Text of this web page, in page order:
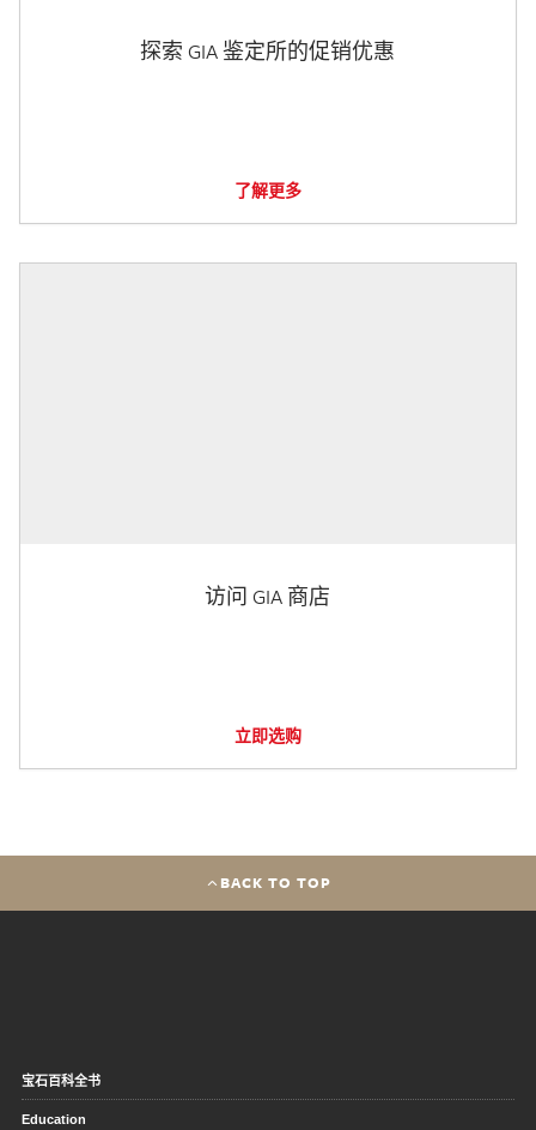
探索 GIA 鉴定所的促销优惠
了解更多
访问 GIA 商店
立即选购
BACK TO TOP
宝石百科全书
Education